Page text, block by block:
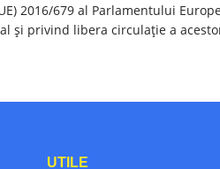
2016/679 al Parlamentului
și privind libera circulație a
UTILE